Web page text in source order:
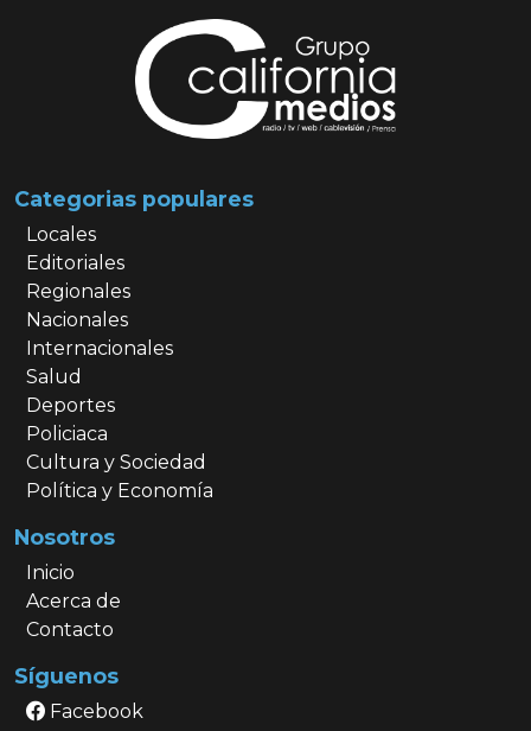
Categorias populares
Locales
Editoriales
Regionales
Nacionales
Internacionales
Salud
Deportes
Policiaca
Cultura y Sociedad
Política y Economía
Nosotros
Inicio
Acerca de
Contacto
Síguenos
Facebook